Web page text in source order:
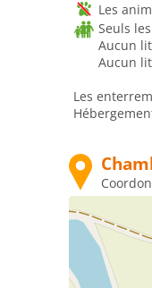
Les
Seuls
Aucun
Aucun
Les